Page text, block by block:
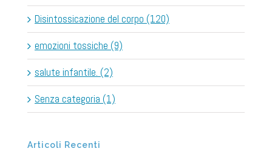
Disintossicazione del corpo (120)
emozioni tossiche (9)
salute infantile. (2)
Senza categoria (1)
Articoli Recenti